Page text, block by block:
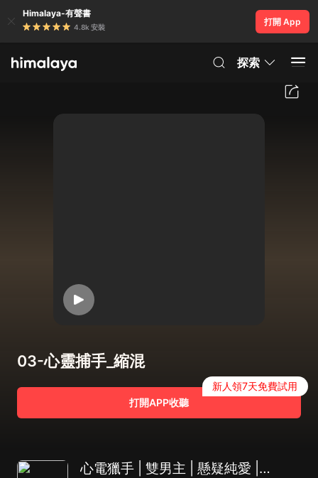
Himalaya-有聲書
4.8k 安裝
打開 App
探索
03-心靈捕手_縮混
打開APP收聽
新人領7天免費試用
心電獵手 | 雙男主 | 懸疑純愛 | 雙強甜寵 | 精品多播